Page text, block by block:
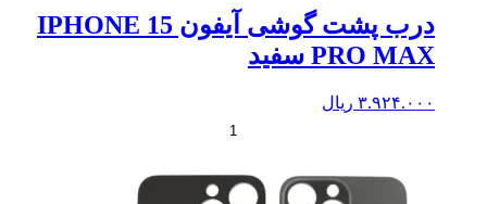
درب پشت گوشی آیفون IPHONE 15
PRO MAX سفید
۳.۹۲۴.۰۰۰ ریال
+